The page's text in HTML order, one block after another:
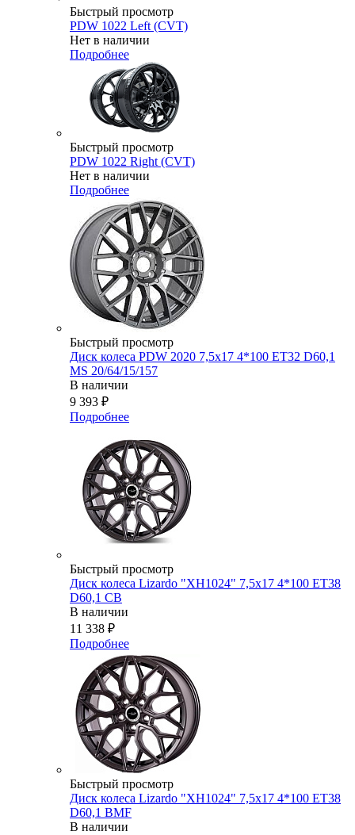
Быстрый просмотр
PDW 1022 Left (CVT)
Нет в наличии
Подробнее
Быстрый просмотр
PDW 1022 Right (CVT)
Нет в наличии
Подробнее
Быстрый просмотр
Диск колеса PDW 2020 7,5x17 4*100 ET32 D60,1
MS 20/64/15/157
В наличии
9 393 ₽
Подробнее
Быстрый просмотр
Диск колеса Lizardo "XH1024" 7,5х17 4*100 ET38
D60,1 CB
В наличии
11 338 ₽
Подробнее
Быстрый просмотр
Диск колеса Lizardo "XH1024" 7,5х17 4*100 ET38
D60,1 BMF
В наличии